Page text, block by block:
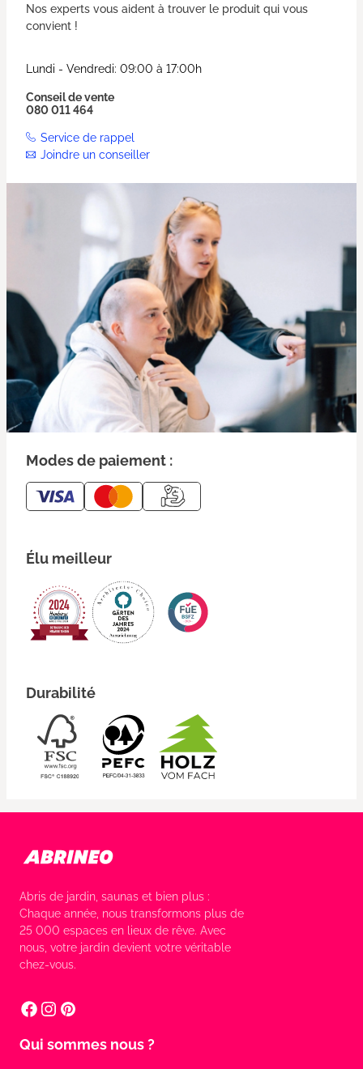
Nos experts vous aident à trouver le produit qui vous
convient !
Lundi - Vendredi: 09:00 à 17:00h
Conseil de vente
080 011 464
Service de rappel
Joindre un conseiller
Modes de paiement :
Élu meilleur
Durabilité
Abris de jardin, saunas et bien plus :
Chaque année, nous transformons plus de
25 000 espaces en lieux de rêve. Avec
nous, votre jardin devient votre véritable
chez-vous.
Qui sommes nous ?